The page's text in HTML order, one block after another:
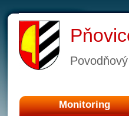
Monitoring